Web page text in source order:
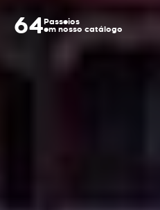
64Passeios
em nosso catálogo